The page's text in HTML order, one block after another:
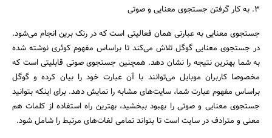
3. به کار گرفتن جستجوی معنایی و صوتی
جستجوی معنایی به عبارتی همان فعالیتی است که در رنک برین انجام می‌شود.
در جستجوی معنایی گوگل تلاش می‌کند تا براساس مفهوم کوئری نوشته شده
به شما بهترین نتیجه را نشان دهد. همچنین جستجوی صوتی قابلیتی است که
مخصوصا کاربران موبایل می‌توانند با آن عبارت خود را بیان کرده و گوگل
براساس مفهوم عبارت شما، سایت‌های مشابه را نمایش دهد. برای اینکه بتوانید
جستجوی معنایی و صوتی را بهبود ببخشید، بهترین راه استفاده از کلمات هم
معنی و مترادف در سایت است تا بتواند تمامی‌ لغات‌های مرتبط را شامل شود.